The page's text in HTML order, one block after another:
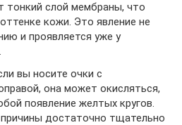
слой мембраны, что
кожи. Это явление не
и проявляется уже у
вы носите очки с
она может окисляться,
появление желтых кругов.
достаточно тщательно